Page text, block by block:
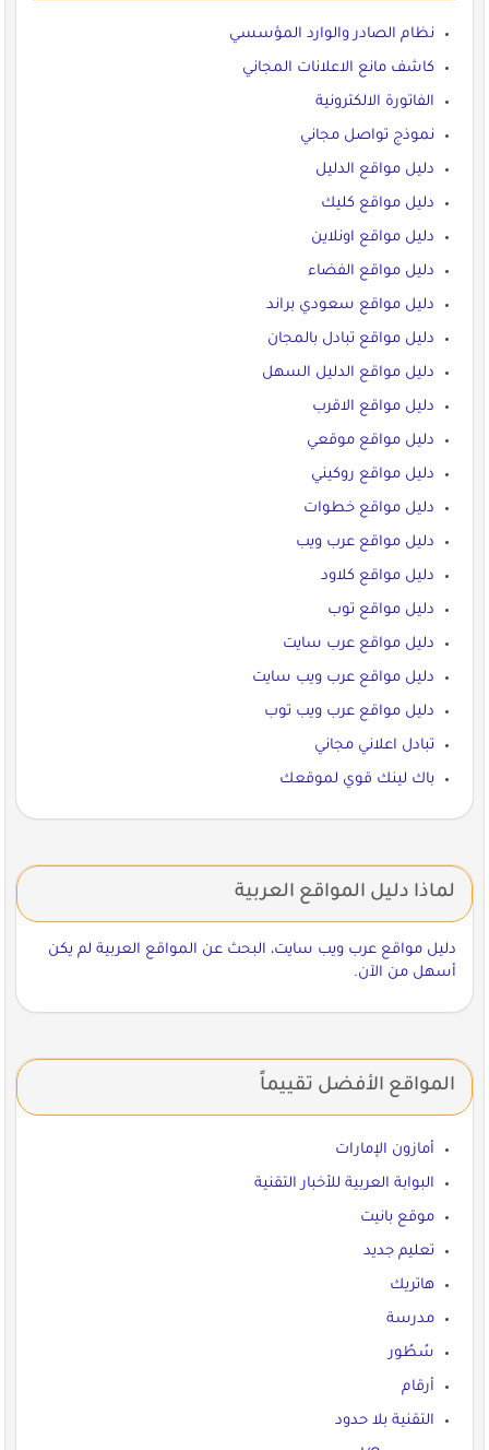
نظام الصادر والوارد المؤسسي
كاشف مانع الاعلانات المجاني
الفاتورة الالكترونية
نموذج تواصل مجاني
دليل مواقع الدليل
دليل مواقع كليك
دليل مواقع اونلاين
دليل مواقع الفضاء
دليل مواقع سعودي براند
دليل مواقع تبادل بالمجان
دليل مواقع الدليل السهل
دليل مواقع الاقرب
دليل مواقع موقعي
دليل مواقع روكيني
دليل مواقع خطوات
دليل مواقع عرب ويب
دليل مواقع كلاود
دليل مواقع توب
دليل مواقع عرب سايت
دليل مواقع عرب ويب سايت
دليل مواقع عرب ويب توب
تبادل اعلاني مجاني
باك لينك قوي لموقعك
لماذا دليل المواقع العربية
دليل مواقع عرب ويب سايت، البحث عن المواقع العربية لم يكن
أسهل من الآن.
المواقع الأفضل تقييماً
أمازون الإمارات
البوابة العربية للأخبار التقنية
موقع بانيت
تعليم جديد
هاتريك
مدرسة
سُطُور
أرقام
التقنية بلا حدود